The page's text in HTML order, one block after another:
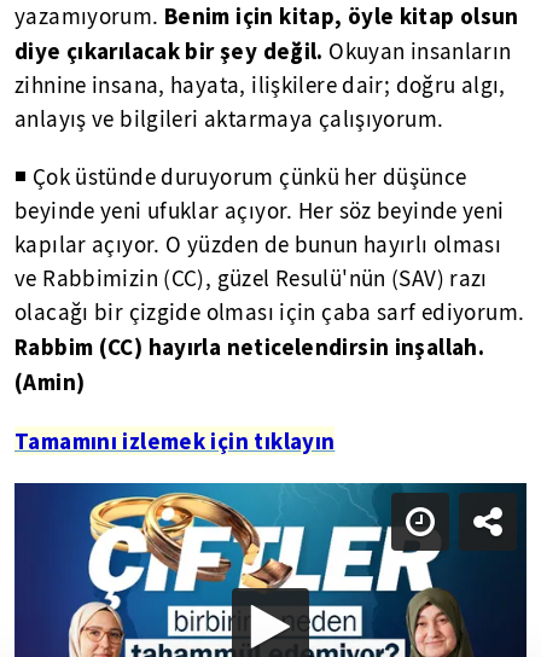
yazamıyorum. Benim için kitap, öyle kitap olsun
diye çıkarılacak bir şey değil. Okuyan insanların
zihnine insana, hayata, ilişkilere dair; doğru algı,
anlayış ve bilgileri aktarmaya çalışıyorum.
◾ Çok üstünde duruyorum çünkü her düşünce
beyinde yeni ufuklar açıyor. Her söz beyinde yeni
kapılar açıyor. O yüzden de bunun hayırlı olması
ve Rabbimizin (CC), güzel Resulü'nün (SAV) razı
olacağı bir çizgide olması için çaba sarf ediyorum.
Rabbim (CC) hayırla neticelendirsin inşallah.
(Amin)
Tamamını izlemek için tıklayın